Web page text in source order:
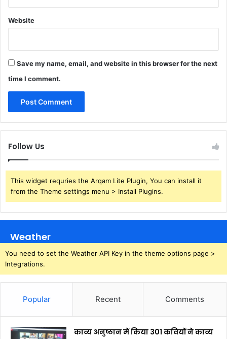
Website
Save my name, email, and website in this browser for the next
time I comment.
Follow Us
This widget requries the Arqam Lite Plugin, You can install it
from the Theme settings menu > Install Plugins.
Weather
You need to set the Weather API Key in the theme options page >
Integrations.
Popular Recent Comments
काव्य अनुष्ठान में किया 301 कवियों ने काव्य